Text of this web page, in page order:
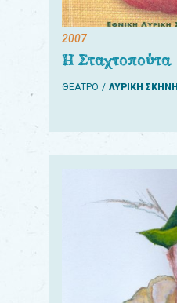
2007
Η Σταχτοπούτα
ΘΕΑΤΡΟ ΛΥΡΙΚΗ ΣΚΗΝΗ